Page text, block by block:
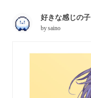
好きな感じの子
bysaino